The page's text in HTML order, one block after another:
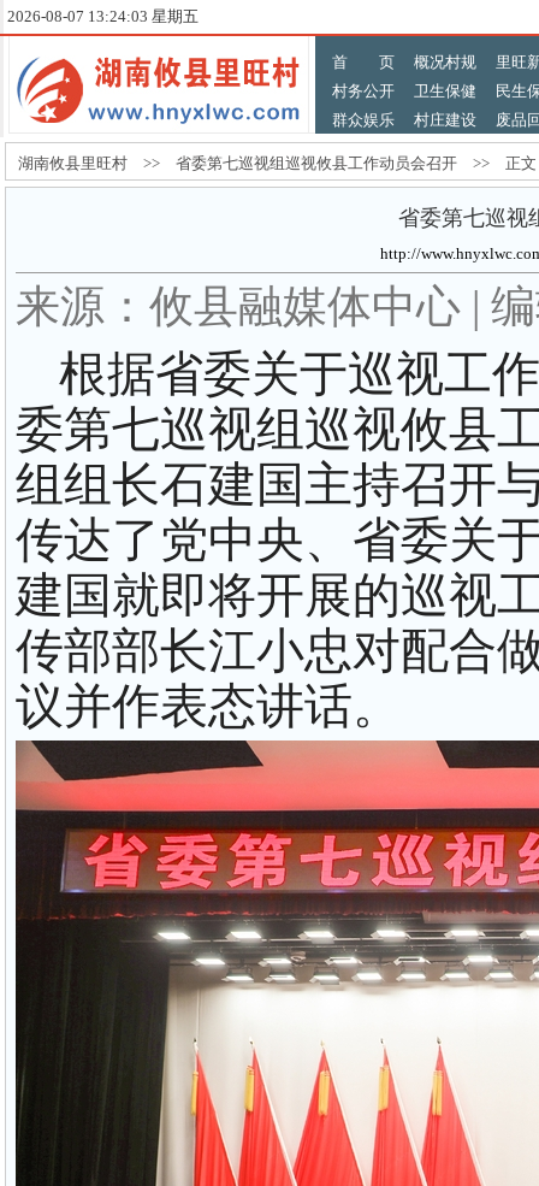
2026-08-07 13:24:05 星期五
首 页 概况村规
里旺
村务公开
卫生保健
民生
群众娱乐
村庄建设 废品
湖南攸县里旺村 >> 省委第七巡视组巡视攸县工作动员会召开 >> 正文
省委第七巡视
http://
来源：攸县融媒体中心 |
根据省委关于巡视工
委第七巡视组巡视攸县
组组长石建国主持召开
传达了党中央、省委关
建国就即将开展的巡视
传部部长江小忠对配合
议并作表态讲话。